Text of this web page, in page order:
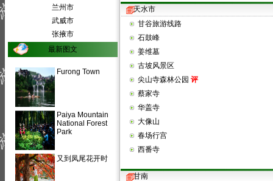
兰州市
武威市
张掖市
最新图文
Furong Town
Paiya Mountain
National Forest
Park
又到凤尾花开时
天水市
甘谷旅游线路
石鼓峰
姜维墓
古坡风景区
尖山寺森林公园 评
蔡家寺
华盖寺
大像山
春场行宫
西番寺
甘南